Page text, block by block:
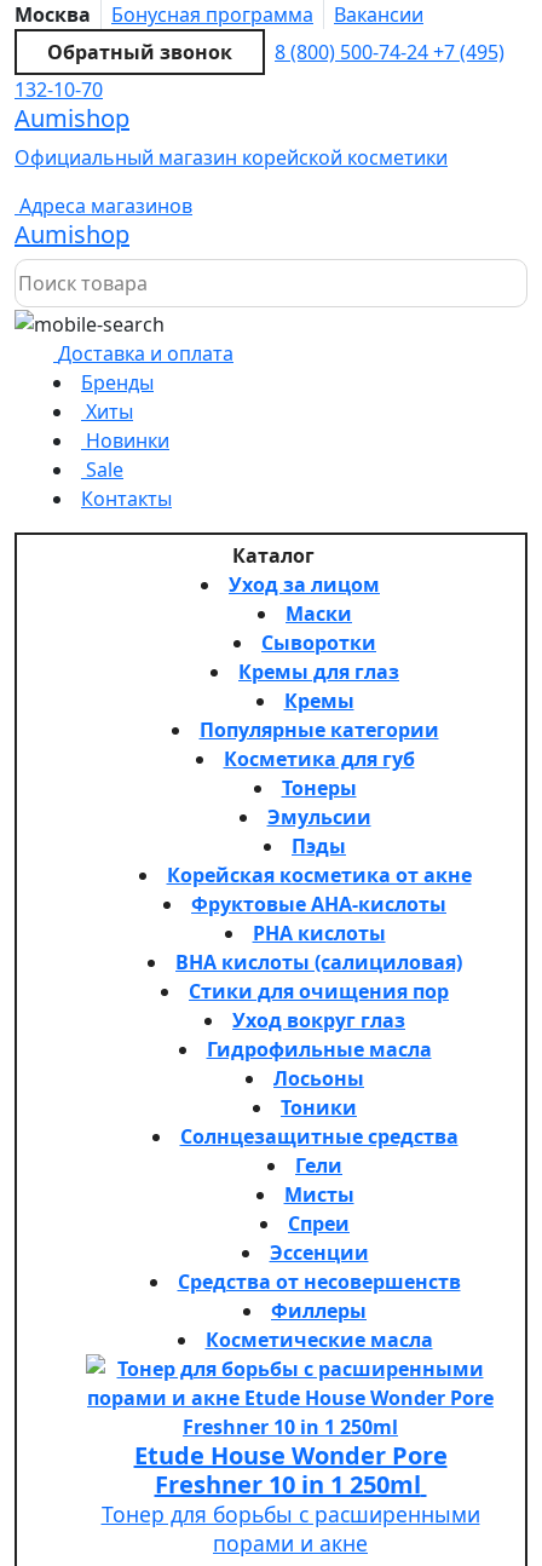
Москва Бонусная программа
Вакансии
Обратный звонок
8 (800) 500-74-24+7 (495)
132-10-70
Aumishop
Официальный магазин корейской косметики
Адреса магазинов
Aumishop
Доставка и оплата
Бренды
Хиты
Новинки
Sale
Контакты
Каталог
Уход за лицом
Маски
Сыворотки
Кремы для глаз
Кремы
Популярные категории
Косметика для губ
Тонеры
Эмульсии
Пэды
Корейская косметика от акне
Фруктовые AHA-кислоты
PHA кислоты
BHA кислоты (салициловая)
Стики для очищения пор
Уход вокруг глаз
Гидрофильные масла
Лосьоны
Тоники
Солнцезащитные средства
Гели
Мисты
Спреи
Эссенции
Средства от несовершенств
Филлеры
Косметические масла
Etude House Wonder Pore
Freshner 10 in 1 250ml
Тонер для борьбы с расширенными
порами и акне